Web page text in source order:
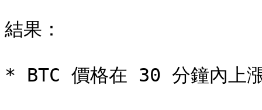
結果：
* BTC 價格在 30 分鐘內上